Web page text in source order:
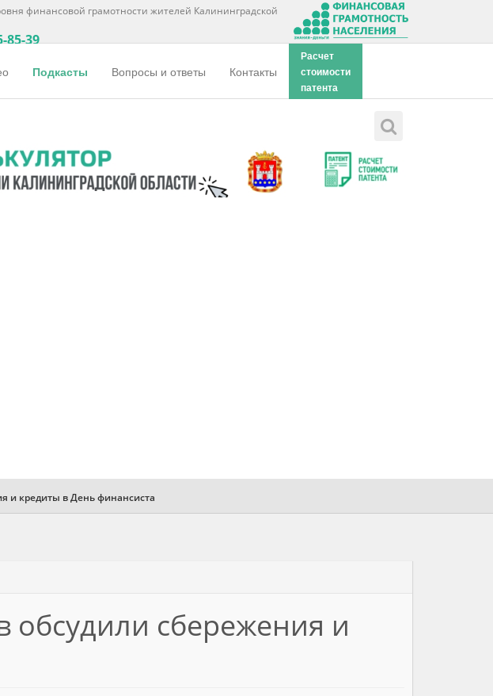
финансовой грамотности жителей Калининградской
85-39
Подкасты Вопросы и ответы Контакты
Расчет
стоимости
патента
и кредиты в День финансиста
обсудили сбережения и